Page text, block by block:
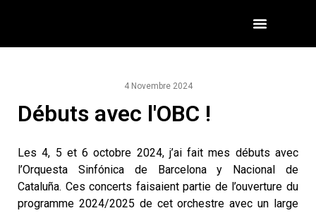
4 Novembre 2024
Débuts avec l'OBC !
Les 4, 5 et 6 octobre 2024, j’ai fait mes débuts avec
l’Orquesta Sinfónica de Barcelona y Nacional de
Cataluña. Ces concerts faisaient partie de l’ouverture du
programme 2024/2025 de cet orchestre avec un large